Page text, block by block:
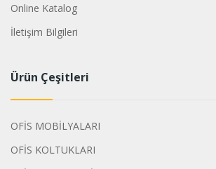
Online Katalog
İletişim Bilgileri
Ürün Çeşitleri
OFİS MOBİLYALARI
OFİS KOLTUKLARI